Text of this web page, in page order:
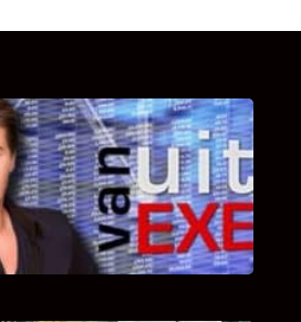
VAN EXECUTIE
van de deelname
Stones aan dit programma.